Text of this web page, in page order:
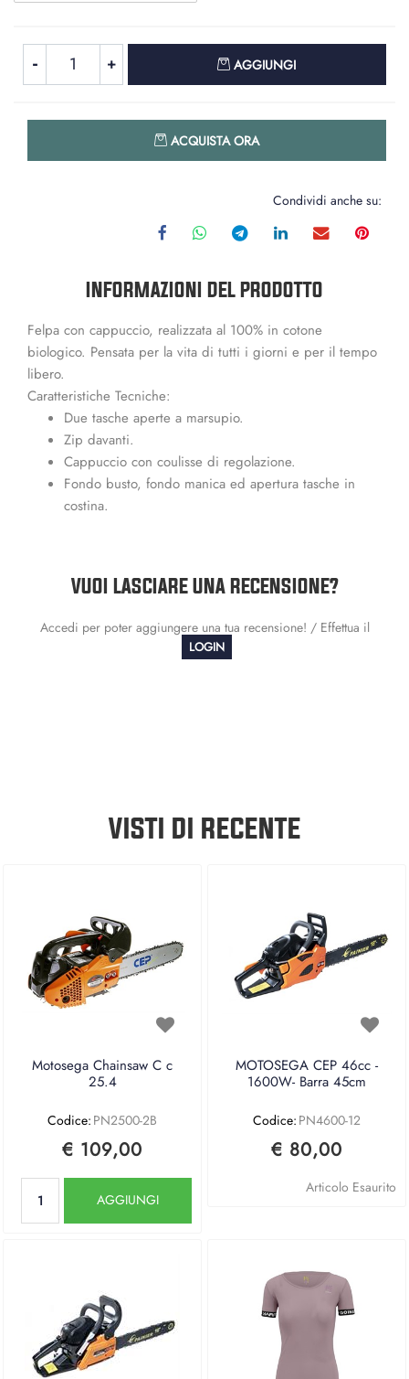
AGGIUNGI
ACQUISTA ORA
Condividi anche su:
INFORMAZIONI DEL PRODOTTO
Felpa con cappuccio, realizzata al 100% in cotone
biologico. Pensata per la vita di tutti i giorni e per il tempo
libero.
Caratteristiche Tecniche:
Due tasche aperte a marsupio.
Zip davanti.
Cappuccio con coulisse di regolazione.
Fondo busto, fondo manica ed apertura tasche in
costina.
VUOI LASCIARE UNA RECENSIONE?
Accedi per poter aggiungere una tua recensione! / Effettua il
LOGIN
VISTI DI RECENTE
Motosega Chainsaw C c
25.4
Codice: PN2500-2B
€ 109,00
AGGIUNGI
MOTOSEGA CEP 46cc -
1600W- Barra 45cm
Codice: PN4600-12
€ 80,00
Articolo Esaurito